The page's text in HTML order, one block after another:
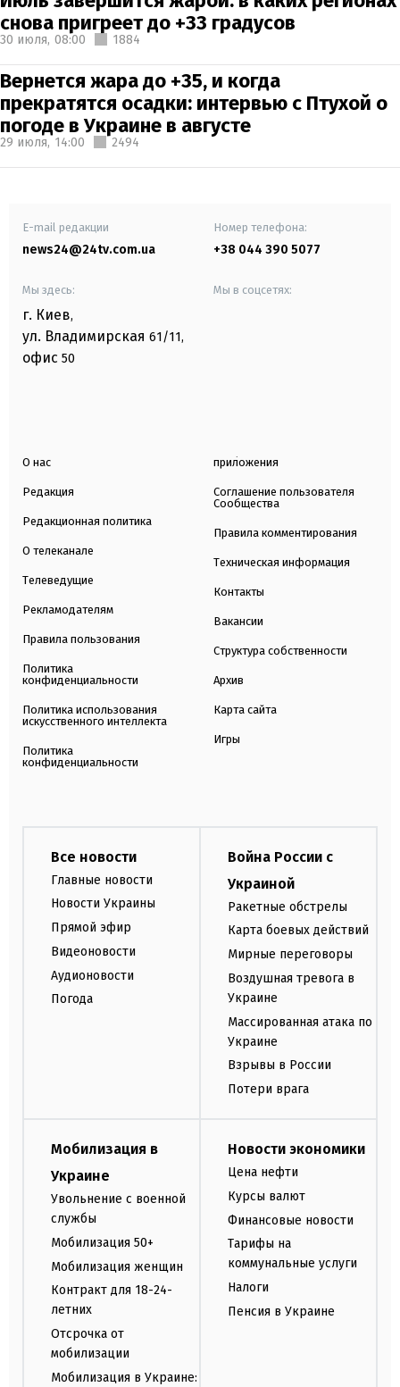
снова пригреет до +33 градусов
30 июля, 08:00 1884
Вернется жара до +35, и когда
прекратятся осадки: интервью с Птухой о
погоде в Украине в августе
29 июля, 14:00 2494
E-mail редакции
news24@24tv.com.ua
Номер телефона:
+38 044 390 5077
Мы здесь:
г. Киев,
ул. Владимирская 61/11,
офис 50
Мы в соцсетях:
О нас
Редакция
Редакционная политика
О телеканале
Телеведущие
Рекламодателям
Правила пользования
Политика
конфиденциальности
Политика использования
искусственного интеллекта
Политика
конфиденциальности
приложения
Соглашение пользователя
Сообщества
Правила комментирования
Техническая информация
Контакты
Вакансии
Структура собственности
Архив
Карта сайта
Игры
Все новости
Главные новости
Новости Украины
Прямой эфир
Видеоновости
Аудионовости
Погода
Война России с
Украиной
Ракетные обстрелы
Карта боевых действий
Мирные переговоры
Воздушная тревога в
Украине
Массированная атака по
Украине
Взрывы в России
Потери врага
Мобилизация в
Украине
Увольнение с военной
службы
Мобилизация 50+
Мобилизация женщин
Контракт для 18-24-
летних
Отсрочка от
мобилизации
Мобилизация в Украине:
Новости экономики
Цена нефти
Курсы валют
Финансовые новости
Тарифы на
коммунальные услуги
Налоги
Пенсия в Украине